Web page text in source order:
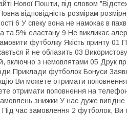
Нової Пошти, під словом
відповідність розмірам
6 У спеку вона не намокає в
та 5% еластану 9 Не викликає
футболку Якість принту
й не облазить 03
включно з немовлятами 05 Друк
Приклади футболок Бонуси
Ви можете отримати
отримати поповнення на
знижки У нас дуже
час замовлення 2 футболок,